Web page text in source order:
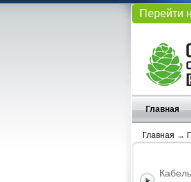
Перейти
Главная
Главная →